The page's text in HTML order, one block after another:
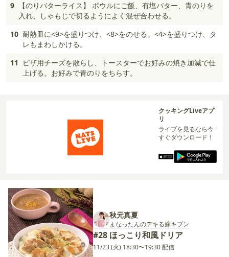
9
【のりバターライス】 ボウルにご飯、有塩バター、青のりを
入れ、しゃもじで切るようによく混ぜ合わせる。
10 耐熱皿に<9>を盛りつけ、<8>をのせる。<4>を盛りつけ、タ
レもまわしかける。
11
ピザ用チーズを散らし、トースターでお好みの焼き加減で仕
上げる。お好みで青のりをちらす。
クッキングLiveアプ
リ
ライブを見るなら今
すぐダウンロード！
秋元真夏
まなったんのデキる嫁キブン
#28 ほっこり和風ドリア
11/23 (火) 18:30〜19:30 配信